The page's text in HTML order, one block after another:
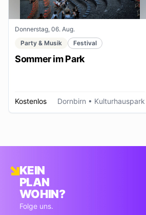
Donnerstag, 06. Aug.
Party & Musik
Festival
Sommer im Park
Kostenlos Dornbirn • Kulturhauspark
KEIN
PLAN
WOHIN?
Folge uns.